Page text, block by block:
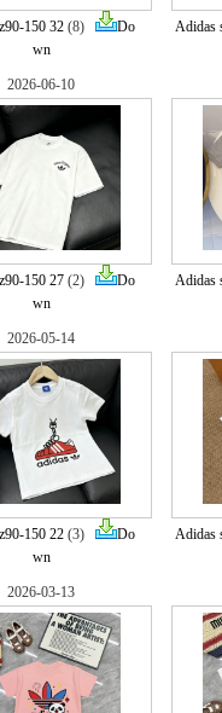
150 32(8)
Do
wn
Adidas
2026-06-10
150 27(2)
Do
wn
Adidas
2026-05-14
150 22(3)
Do
wn
Adidas
2026-03-13